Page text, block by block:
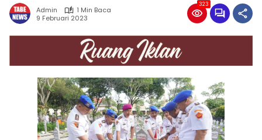
Admin
1 Min Baca
9 Februari 2023
323